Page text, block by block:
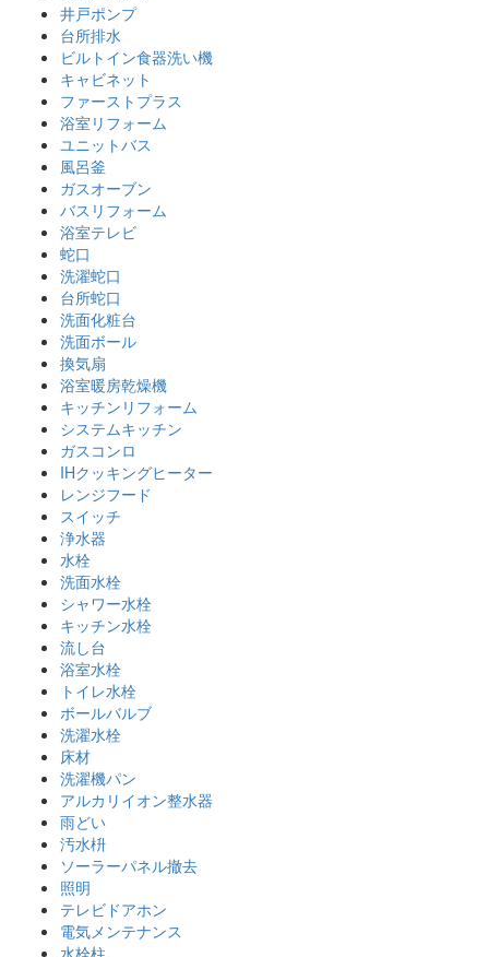
井戸ポンプ
台所排水
ビルトイン食器洗い機
キャビネット
ファーストプラス
浴室リフォーム
ユニットバス
風呂釜
ガスオーブン
バスリフォーム
浴室テレビ
蛇口
洗濯蛇口
台所蛇口
洗面化粧台
洗面ボール
換気扇
浴室暖房乾燥機
キッチンリフォーム
システムキッチン
ガスコンロ
IHクッキングヒーター
レンジフード
スイッチ
浄水器
水栓
洗面水栓
シャワー水栓
キッチン水栓
流し台
浴室水栓
トイレ水栓
ボールバルブ
洗濯水栓
床材
洗濯機パン
アルカリイオン整水器
雨どい
汚水枡
ソーラーパネル撤去
照明
テレビドアホン
電気メンテナンス